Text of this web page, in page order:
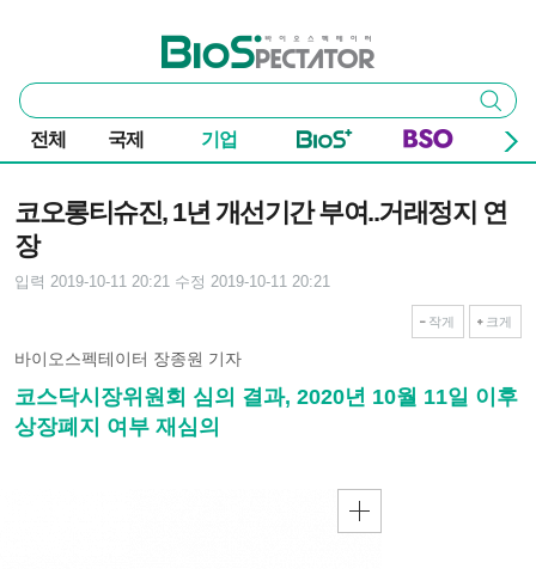
바이오스펙테이터
통
합
검
색
검색
전체 국제 기업
코오롱티슈진, 1년 개선기간 부여..거래정지 연
장
입력 2019-10-11 20:21 수정 2019-10-11 20:21
작게 크게
바이오스펙테이터 장종원 기자
코스닥시장위원회 심의 결과, 2020년 10월 11일 이후
상장폐지 여부 재심의